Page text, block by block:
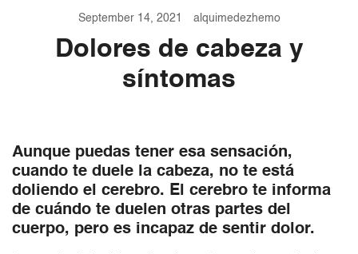
September 14, 2021 alquimedezhemo
Dolores de cabeza y
síntomas
Aunque puedas tener esa sensación,
cuando te duele la cabeza, no te está
doliendo el cerebro. El cerebro te informa
de cuándo te duelen otras partes del
cuerpo, pero es incapaz de sentir dolor.